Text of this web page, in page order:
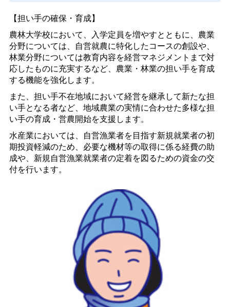
【担い手の確保・育成】
農林大学校において、入学定員を増やすとともに、農業
分野については、自営就農に特化したコースの創設や、
林業分野については教育内容を経営マネジメントまで対
応したものに充実するなど、農業・林業の担い手を育成
する機能を強化します。
また、担い手不在地域において経営を継承して新たな担
い手となる者など、地域農業の実情に合わせた多様な担
い手の育成・営農開始を支援します。
水産業においては、自営漁業者を目指す新規就業者の初
期投資軽減のため、必要な機材等の取得に係る経費の助
成や、新規自営漁業就業者の定着を図るための資金の交
付を行います。